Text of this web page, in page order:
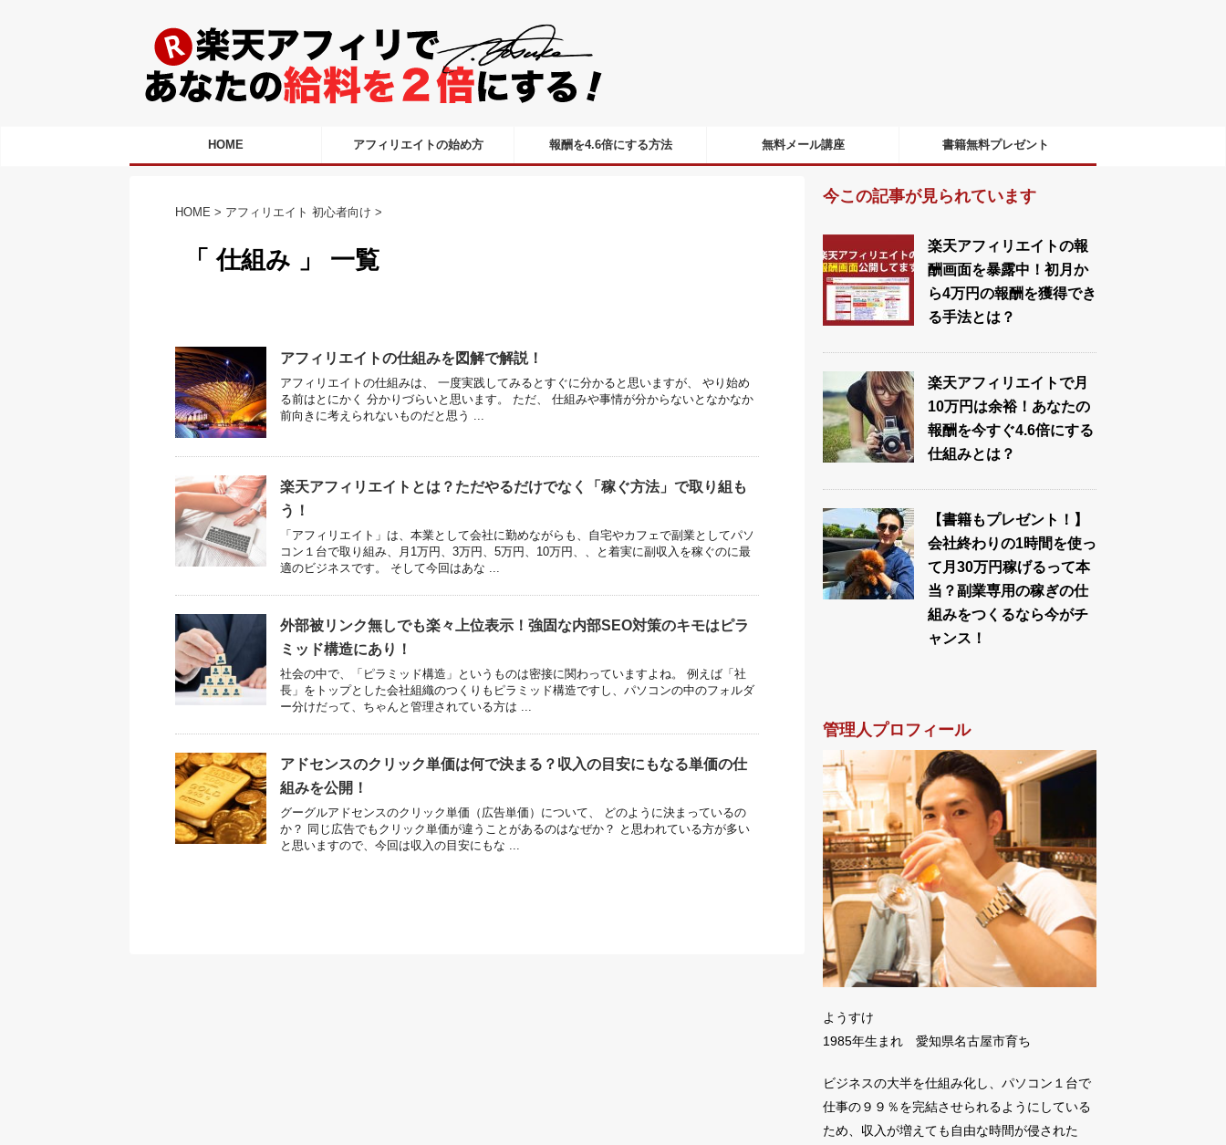
HOME アフィリエイトの始め方 報酬を4.6倍にする方法 無料メール講座 書籍無料プレゼント
HOME > アフィリエイト 初心者向け >
「 仕組み 」 一覧
アフィリエイトの仕組みを図解で解説！
アフィリエイトの仕組みは、 一度実践してみるとすぐに分かると思いますが、 やり始め
る前はとにかく 分かりづらいと思います。 ただ、 仕組みや事情が分からないとなかなか
前向きに考えられないものだと思う ...
楽天アフィリエイトとは？ただやるだけでなく「稼ぐ方法」で取り組も
う！
「アフィリエイト」は、本業として会社に勤めながらも、自宅やカフェで副業としてパソ
コン１台で取り組み、月1万円、3万円、5万円、10万円、、と着実に副収入を稼ぐのに最
適のビジネスです。 そして今回はあな ...
外部被リンク無しでも楽々上位表示！強固な内部SEO対策のキモはピラ
ミッド構造にあり！
社会の中で、「ピラミッド構造」というものは密接に関わっていますよね。 例えば「社
長」をトップとした会社組織のつくりもピラミッド構造ですし、パソコンの中のフォルダ
ー分けだって、ちゃんと管理されている方は ...
アドセンスのクリック単価は何で決まる？収入の目安にもなる単価の仕
組みを公開！
グーグルアドセンスのクリック単価（広告単価）について、 どのように決まっているの
か？ 同じ広告でもクリック単価が違うことがあるのはなぜか？ と思われている方が多い
と思いますので、今回は収入の目安にもな ...
今この記事が見られています
楽天アフィリエイトの報
酬画面を暴露中！初月か
ら4万円の報酬を獲得でき
る手法とは？
楽天アフィリエイトで月
10万円は余裕！あなたの
報酬を今すぐ4.6倍にする
仕組みとは？
【書籍もプレゼント！】
会社終わりの1時間を使っ
て月30万円稼げるって本
当？副業専用の稼ぎの仕
組みをつくるなら今がチ
ャンス！
管理人プロフィール
ようすけ
1985年生まれ 愛知県名古屋市育ち
ビジネスの大半を仕組み化し、パソコン１台で
仕事の９９％を完結させられるようにしている
ため、収入が増えても自由な時間が侵された